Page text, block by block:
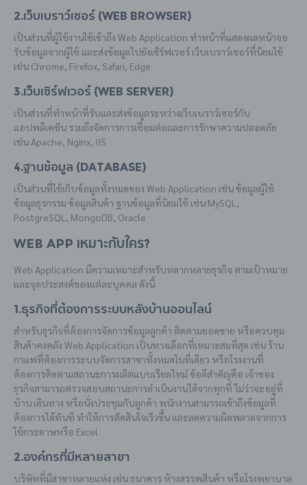
2.เว็บเบราว์เซอร์ (Web Browser)
เป็นส่วนที่ผู้ใช้งานใช้เข้าถึง Web Application ทำหน้าที่แสดงผลหน้าจอ
รับข้อมูลจากผู้ใช้ และส่งข้อมูลไปยังเซิร์ฟเวอร์ เว็บเบราว์เซอร์ที่นิยมใช้
เช่น Chrome, Firefox, Safari, Edge
3.เว็บเซิร์ฟเวอร์ (Web Server)
เป็นส่วนที่ทำหน้าที่รับและส่งข้อมูลระหว่างเว็บเบราว์เซอร์กับ
แอปพลิเคชัน รวมถึงจัดการการเชื่อมต่อและการรักษาความปลอดภัย
เช่น Apache, Nginx, IIS
4.ฐานข้อมูล (Database)
เป็นส่วนที่ใช้เก็บข้อมูลทั้งหมดของ Web Application เช่น ข้อมูลผู้ใช้
ข้อมูลธุรกรรม ข้อมูลสินค้า ฐานข้อมูลที่นิยมใช้ เช่น MySQL,
PostgreSQL, MongoDB, Oracle
Web App เหมาะกับใคร?
Web Application มีความเหมาะสำหรับหลากหลายธุรกิจ ตามเป้าหมาย
และจุดประสงค์ของแต่ละบุคคล ดังนี้
1.ธุรกิจที่ต้องการระบบหลังบ้านออนไลน์
สำหรับธุรกิจที่ต้องการจัดการข้อมูลลูกค้า ติดตามยอดขาย หรือควบคุม
สินค้าคงคลัง Web Application เป็นทางเลือกที่เหมาะสมที่สุด เช่น ร้าน
กาแฟที่ต้องการระบบจัดการสาขาทั้งหมดในที่เดียว หรือโรงงานที่
ต้องการติดตามสถานะการผลิตแบบเรียลไทม์ ข้อดีสำคัญคือ เจ้าของ
ธุรกิจสามารถตรวจสอบสถานะการดำเนินงานได้จากทุกที่ ไม่ว่าจะอยู่ที่
บ้าน เดินทาง หรือนั่งประชุมกับลูกค้า พนักงานสามารถเข้าถึงข้อมูลที่
ต้องการได้ทันที ทำให้การตัดสินใจเร็วขึ้น และลดความผิดพลาดจากการ
ใช้กระดาษหรือ Excel
2.องค์กรที่มีหลายสาขา
บริษัทที่มีสาขาหลายแห่ง เช่น ธนาคาร ห้างสรรพสินค้า หรือโรงพยาบาล